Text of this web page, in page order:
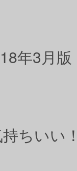
年3月
ちいい！